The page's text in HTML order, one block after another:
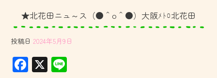
★北花田ニュ～ス（●＾o＾●）大阪ﾒﾄﾛ北花田
投稿日 2024年5月9日
F X